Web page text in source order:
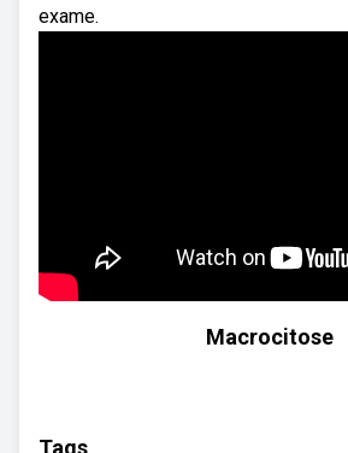
exame.
Macrocitose
Tags